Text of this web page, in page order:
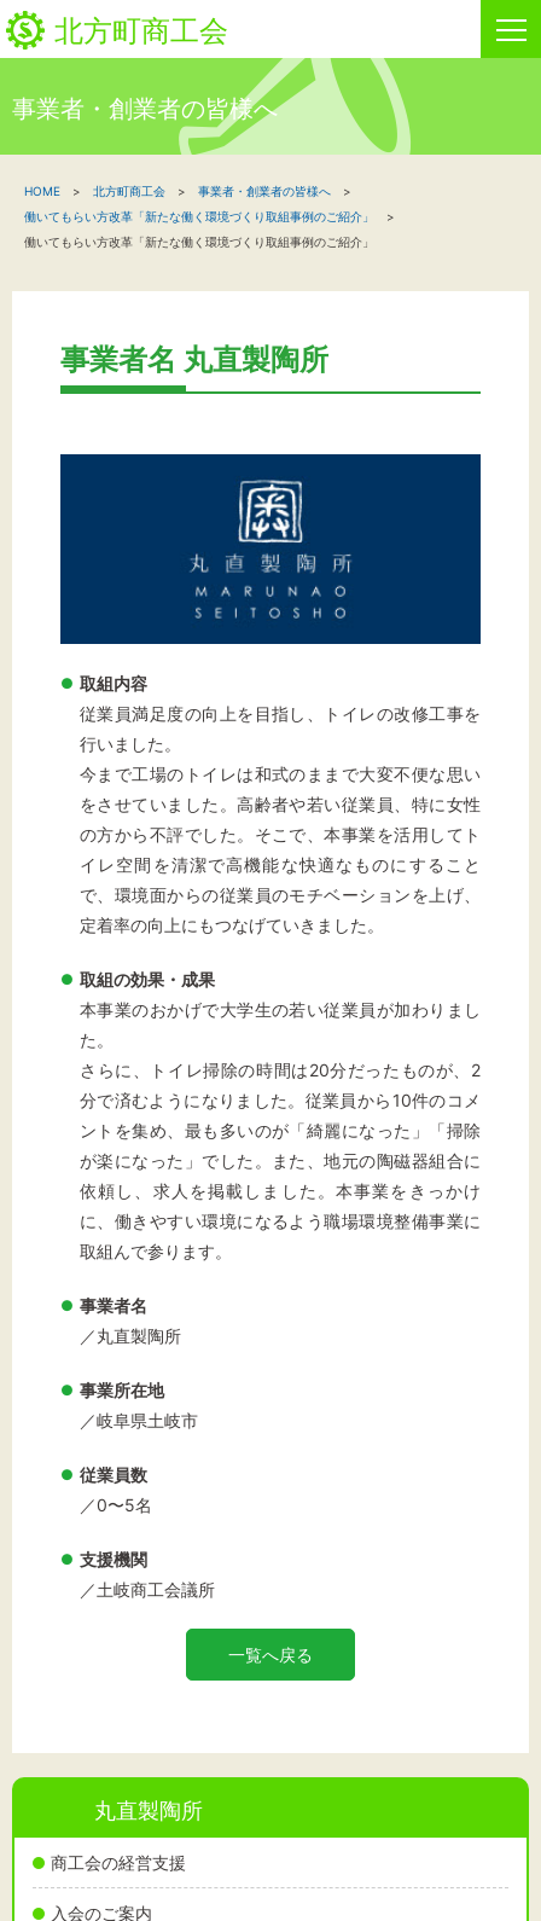
北方町商工会
新着情報
北方町商工会について
お問い合わせ
黒 白 黄
事業者・創業者の皆様へ
丸直製陶所
商工会の経営支援
入会のご案内
HOME 北方町商工会
事業者・創業者の皆様へ
働いてもらい方改革「新たな働く環境づくり取組事例のご紹介」
働いてもらい方改革「新たな働く環境づくり取組事例のご紹介」
事業者名 丸直製陶所
取組内容
従業員満足度の向上を目指し、トイレの改修工事を
行いました。
今まで工場のトイレは和式のままで大変不便な思い
をさせていました。高齢者や若い従業員、特に女性
の方から不評でした。そこで、本事業を活用してト
イレ空間を清潔で高機能な快適なものにすること
で、環境面からの従業員のモチベーションを上げ、
定着率の向上にもつなげていきました。
取組の効果・成果
本事業のおかげで大学生の若い従業員が加わりまし
た。
さらに、トイレ掃除の時間は20分だったものが、2
分で済むようになりました。従業員から10件のコメ
ントを集め、最も多いのが「綺麗になった」「掃除
が楽になった」でした。また、地元の陶磁器組合に
依頼し、求人を掲載しました。本事業をきっかけ
に、働きやすい環境になるよう職場環境整備事業に
取組んで参ります。
事業者名
／丸直製陶所
事業所在地
／岐阜県土岐市
従業員数
／0〜5名
支援機関
／土岐商工会議所
一覧へ戻る